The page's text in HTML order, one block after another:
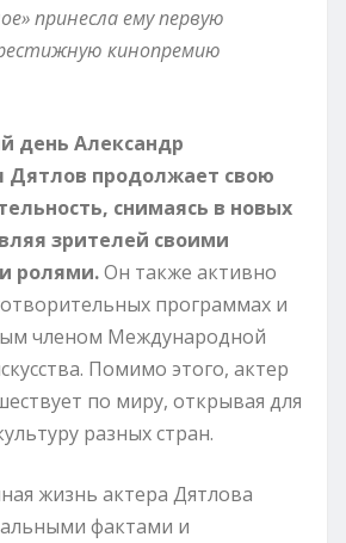
принесла ему первую
кинопремию
день Александр
Дятлов продолжает свою
снимаясь в новых
зрителей своими
ролями.Он также активно
программах и
членом Международной
Помимо этого, актер
по миру, открывая для
разных стран.
жизнь актера Дятлова
фактами и